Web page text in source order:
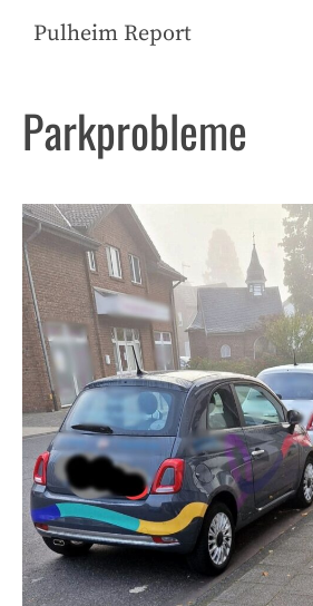
InhaltPulheim Report
Parkprobleme